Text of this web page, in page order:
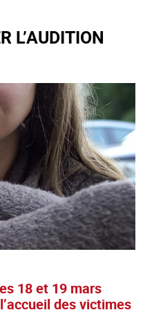
L’AUDITION
18 et 19 mars
des victimes